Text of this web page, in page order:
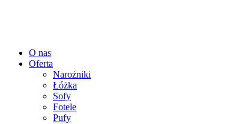
O nas
Oferta
Narożniki
Łóżka
Sofy
Fotele
Pufy